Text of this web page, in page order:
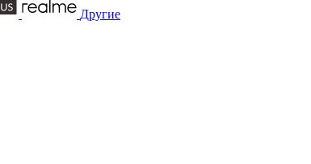
Другие